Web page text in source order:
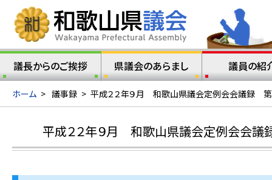
議長からのご挨拶 県議会のあらまし 議員の紹
ホーム > 議事録 > 平成２２年９月 和歌山県議会定例会会議録 第
平成２２年９月 和歌山県議会定例会会議